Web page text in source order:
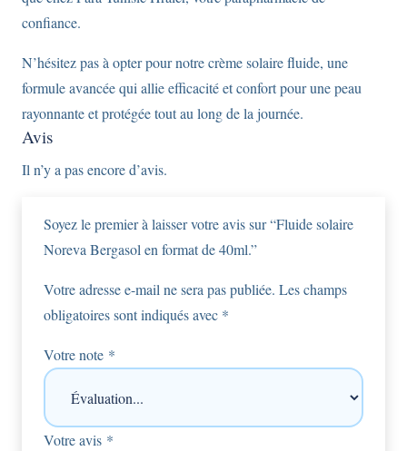
confiance.
N’hésitez pas à opter pour notre crème solaire fluide, une
formule avancée qui allie efficacité et confort pour une peau
rayonnante et protégée tout au long de la journée.
Avis
Il n’y a pas encore d’avis.
Soyez le premier à laisser votre avis sur “Fluide solaire
Noreva Bergasol en format de 40ml.”
Votre adresse e-mail ne sera pas publiée. Les champs
obligatoires sont indiqués avec *
Votre note *
Votre avis *